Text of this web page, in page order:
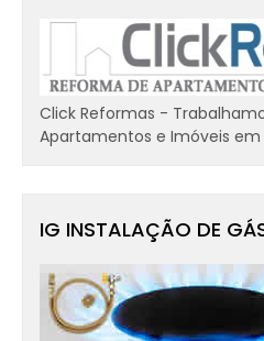
Click Reformas -
Apartamentos e Imóveis em
IG INSTALAÇÃO DE